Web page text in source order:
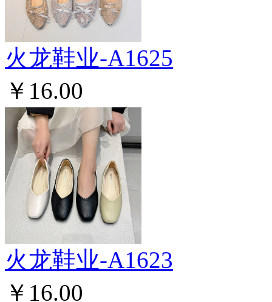
火龙鞋业-A1625
￥16.00
火龙鞋业-A1623
￥16.00